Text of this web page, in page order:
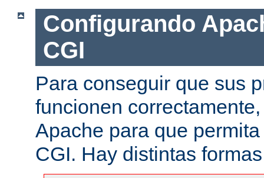
Configurando
CGI
Para conseguir que sus
funcionen
Apache para que
CGI. Hay distintas